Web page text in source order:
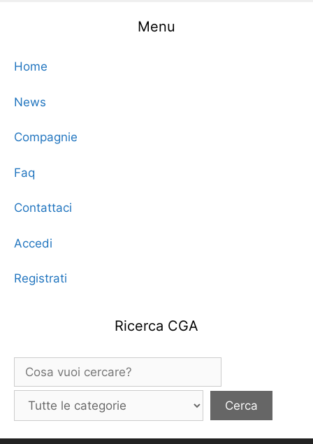
Menu
Home
News
Compagnie
Faq
Contattaci
Accedi
Registrati
Ricerca CGA